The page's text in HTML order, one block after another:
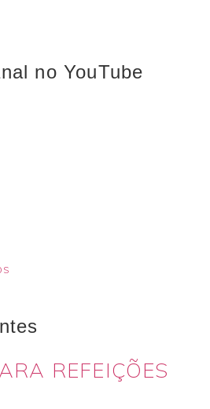
no YouTube
REFEIÇÕES